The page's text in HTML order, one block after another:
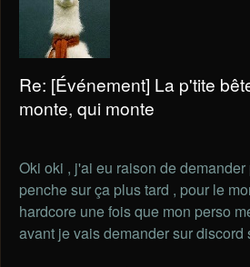
Re: [Événement] La p'tite
monte, qui monte
Oki oki , j'ai eu raison de
penche sur ça plus tard , pour le
hardcore une fois que mon perso
avant je vais demander sur discord